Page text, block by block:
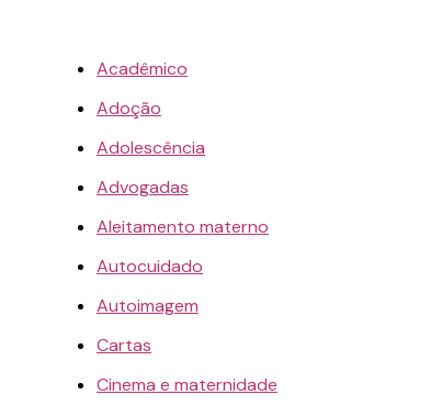
Acadêmico
Adoção
Adolescência
Advogadas
Aleitamento materno
Autocuidado
Autoimagem
Cartas
Cinema e maternidade